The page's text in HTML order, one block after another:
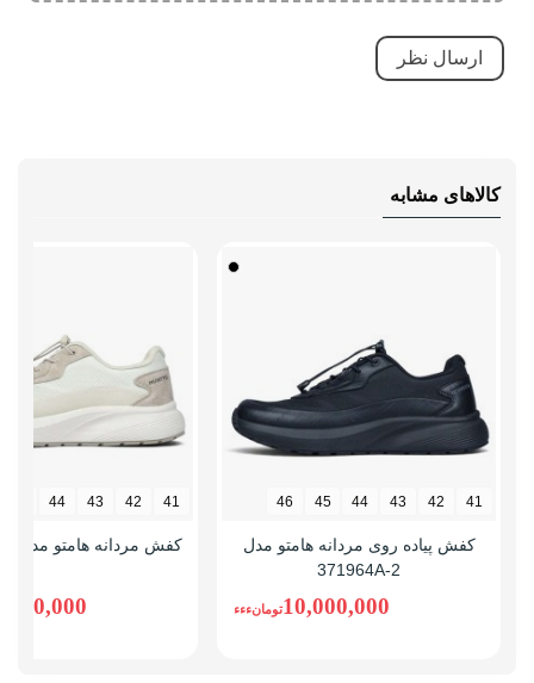
کالاهای مشابه
41
42
43
44
45
46
کفش پیاده روی مردانه هامتو مدل
371964A-2
10,000,000تومانءءء
41
42
43
44
کفش مردانه هامتو مدل 371964A-1